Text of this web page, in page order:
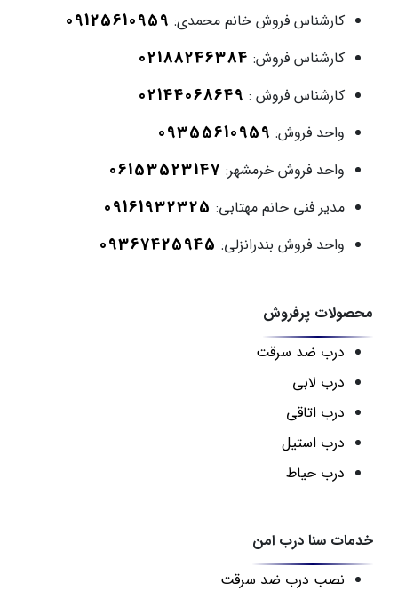
کارشناس فروش خانم محمدی: 09125610959
کارشناس فروش: 02188246384
کارشناس فروش : 02144068649
واحد فروش: 09355610959
واحد فروش خرمشهر: 06153523147
مدیر فنی خانم مهتابی: 09161932325
واحد فروش بندرانزلی: 09367425945
محصولات پرفروش
درب ضد سرقت
درب لابی
درب اتاقی
درب استیل
درب حیاط
خدمات سنا درب امن
نصب درب ضد سرقت